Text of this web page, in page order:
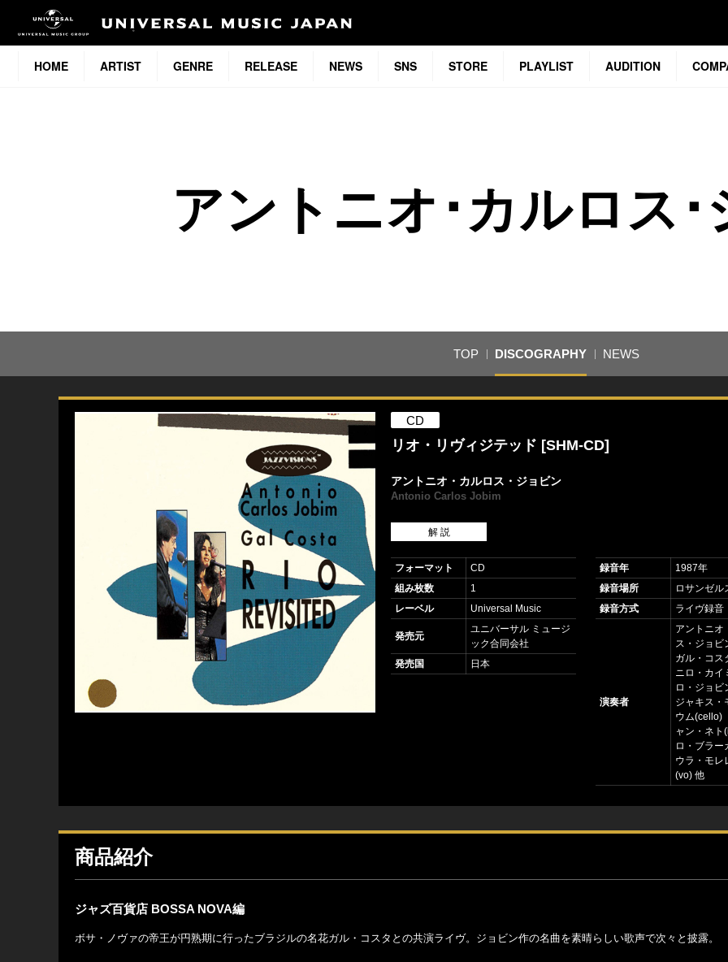
HOME ARTIST GENRE RELEASE NEWS SNS STORE PLAYLIST AUDITION
アントニオ･カルロス･
TOP DISCOGRAPHY NEWS
CD
リオ・リヴィジテッド [SHM-CD]
アントニオ・カルロス・ジョビン
Antonio Carlos Jobim
解 説
フォーマット
CD
組み枚数
1
レーベル
Universal Music
発売元
ユニバーサル ミュージ
ック合同会社
発売国
日本
録音年
1987年
録音場所
ロサンゼル
録音方式
ライヴ録音
演奏者
アントニオ
ス・ジョ
ガル・コ
ニロ・カ
ロ・ジョ
ジャキス・
ウム
ャン・ネ
ロ・ブラ
ウラ・モレ
(vo) 他
商品紹介
ジャズ百貨店 BOSSA NOVA編
ボサ・ノヴァの帝王が円熟期に行ったブラジルの名花ガル・コスタとの共演ライヴ。ジョビン作の名曲を素晴らしい歌声で次々と披露。